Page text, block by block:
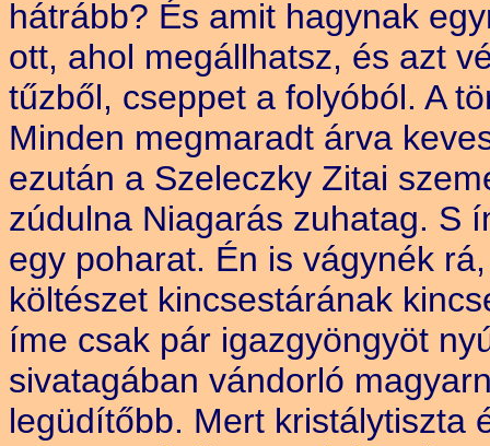
hátrább? És amit hagynak
ott, ahol megállhatsz, és azt
tűzből, cseppet a folyóból. A
Minden megmaradt árva
ezután a Szeleczky Zitai
zúdulna Niagarás zuhatag. S
egy poharat. Én is vágynék
költészet kincsestárának
íme csak pár igazgyöngyöt
sivatagában vándorló
legüdítőbb. Mert kristálytiszta